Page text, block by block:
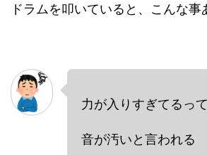
ドラムを叩いていると、こんな事
力が入りすぎてるっ
音が汚いと言われる